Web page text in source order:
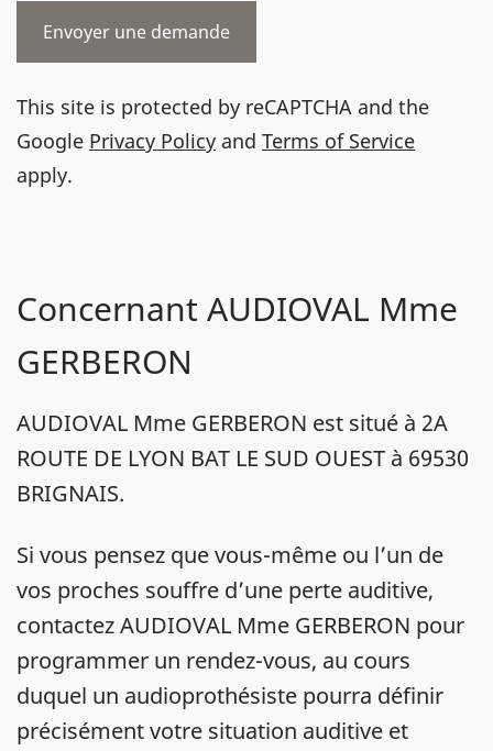
This site is protected by reCAPTCHA and the
Google Privacy Policy and Terms of Service
apply.
Concernant AUDIOVAL Mme
GERBERON
AUDIOVAL Mme GERBERON est situé à 2A
ROUTE DE LYON BAT LE SUD OUEST à 69530
BRIGNAIS.
Si vous pensez que vous-même ou l’un de
vos proches souffre d’une perte auditive,
contactez AUDIOVAL Mme GERBERON pour
programmer un rendez-vous, au cours
duquel un audioprothésiste pourra définir
précisément votre situation auditive et